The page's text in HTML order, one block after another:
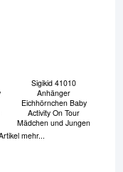
Sigikid 41010
Anhänger
Eichhörnchen Baby
Activity On Tour
Mädchen und Jungen
mehr...